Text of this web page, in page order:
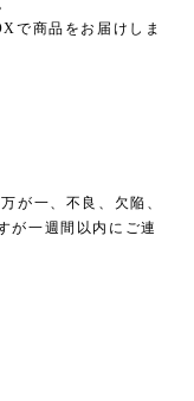
で商品をお届けしま
が一、不良、欠陥、
が一週間以内にご連